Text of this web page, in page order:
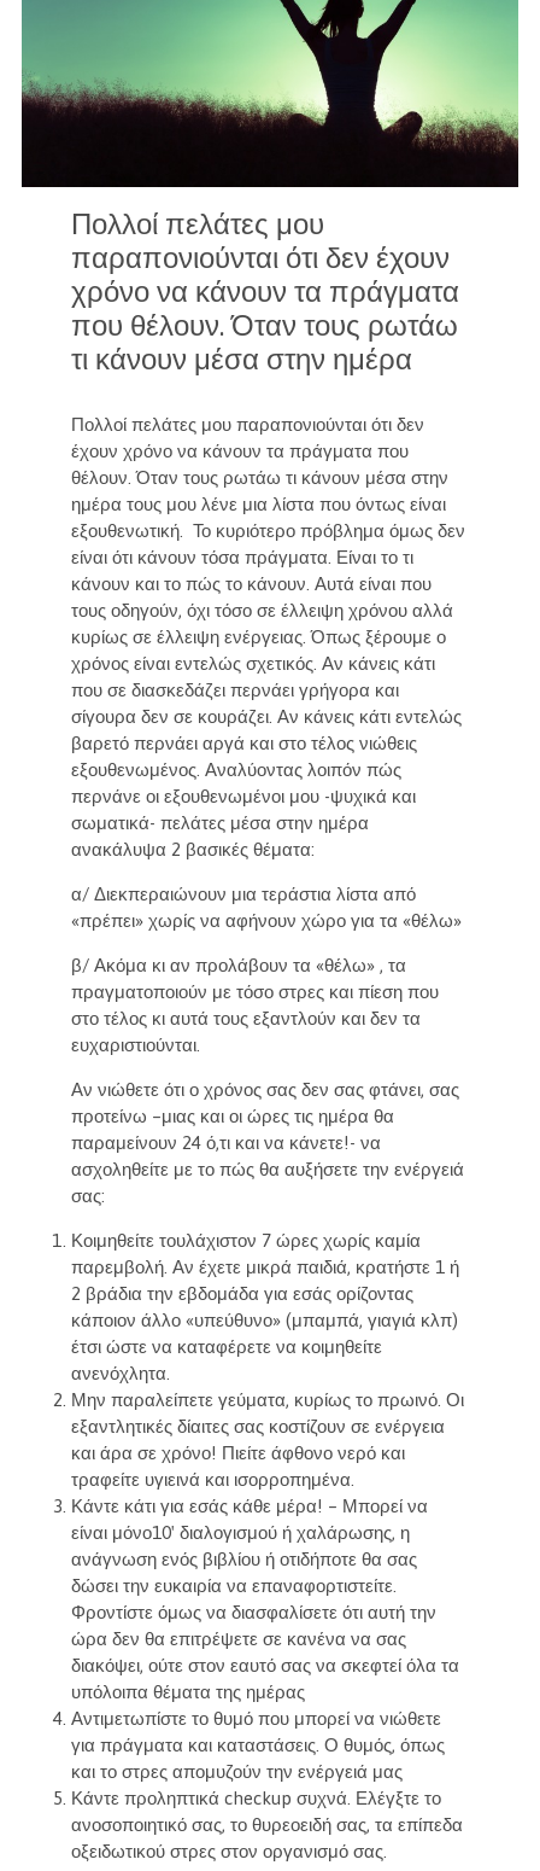
Πολλοί πελάτες μου
παραπονιούνται ότι δεν έχουν
χρόνο να κάνουν τα πράγματα
που θέλουν. Όταν τους ρωτάω
τι κάνουν μέσα στην ημέρα
Πολλοί πελάτες μου παραπονιούνται ότι δεν
έχουν χρόνο να κάνουν τα πράγματα που
θέλουν. Όταν τους ρωτάω τι κάνουν μέσα στην
ημέρα τους μου λένε μια λίστα που όντως είναι
εξουθενωτική. Το κυριότερο πρόβλημα όμως δεν
είναι ότι κάνουν τόσα πράγματα. Είναι το τι
κάνουν και το πώς το κάνουν. Αυτά είναι που
τους οδηγούν, όχι τόσο σε έλλειψη χρόνου αλλά
κυρίως σε έλλειψη ενέργειας. Όπως ξέρουμε ο
χρόνος είναι εντελώς σχετικός. Αν κάνεις κάτι
που σε διασκεδάζει περνάει γρήγορα και
σίγουρα δεν σε κουράζει. Αν κάνεις κάτι εντελώς
βαρετό περνάει αργά και στο τέλος νιώθεις
εξουθενωμένος. Αναλύοντας λοιπόν πώς
περνάνε οι εξουθενωμένοι μου -ψυχικά και
σωματικά- πελάτες μέσα στην ημέρα
ανακάλυψα 2 βασικές θέματα:
α/ Διεκπεραιώνουν μια τεράστια λίστα από
«πρέπει» χωρίς να αφήνουν χώρο για τα «θέλω»
β/ Ακόμα κι αν προλάβουν τα «θέλω» , τα
πραγματοποιούν με τόσο στρες και πίεση που
στο τέλος κι αυτά τους εξαντλούν και δεν τα
ευχαριστιούνται.
Αν νιώθετε ότι ο χρόνος σας δεν σας φτάνει, σας
προτείνω –μιας και οι ώρες τις ημέρα θα
παραμείνουν 24 ό,τι και να κάνετε!- να
ασχοληθείτε με το πώς θα αυξήσετε την ενέργειά
σας:
Κοιμηθείτε τουλάχιστον 7 ώρες χωρίς καμία
παρεμβολή. Αν έχετε μικρά παιδιά, κρατήστε 1 ή
2 βράδια την εβδομάδα για εσάς ορίζοντας
κάποιον άλλο «υπεύθυνο» (μπαμπά, γιαγιά κλπ)
έτσι ώστε να καταφέρετε να κοιμηθείτε
ανενόχλητα.
Μην παραλείπετε γεύματα, κυρίως το πρωινό. Οι
εξαντλητικές δίαιτες σας κοστίζουν σε ενέργεια
και άρα σε χρόνο! Πιείτε άφθονο νερό και
τραφείτε υγιεινά και ισορροπημένα.
Κάντε κάτι για εσάς κάθε μέρα! – Μπορεί να
είναι μόνο10′ διαλογισμού ή χαλάρωσης, η
ανάγνωση ενός βιβλίου ή οτιδήποτε θα σας
δώσει την ευκαιρία να επαναφορτιστείτε.
Φροντίστε όμως να διασφαλίσετε ότι αυτή την
ώρα δεν θα επιτρέψετε σε κανένα να σας
διακόψει, ούτε στον εαυτό σας να σκεφτεί όλα τα
υπόλοιπα θέματα της ημέρας
Αντιμετωπίστε το θυμό που μπορεί να νιώθετε
για πράγματα και καταστάσεις. Ο θυμός, όπως
και το στρες απομυζούν την ενέργειά μας
Κάντε προληπτικά checkup συχνά. Ελέγξτε το
ανοσοποιητικό σας, το θυρεοειδή σας, τα επίπεδα
οξειδωτικού στρες στον οργανισμό σας.